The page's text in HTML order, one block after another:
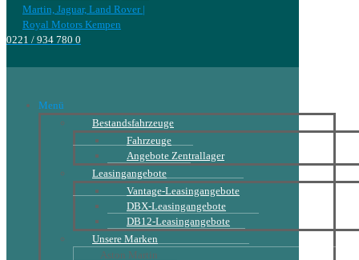
0221 / 934 780 0
Menü
Bestandsfahrzeuge
Fahrzeuge
Angebote Zentrallager
Leasingangebote
Vantage-Leasingangebote
DBX-Leasingangebote
DB12-Leasingangebote
Unsere Marken
Aston Martin